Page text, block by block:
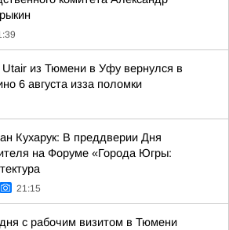
Utair из Тюмени в Уфу вернулся в
6 августа изза поломки
Кухарук: В преддверии Дня
на Форуме «Города Югры:
21:15
с рабочим визитом в Тюмени